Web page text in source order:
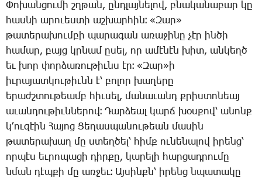
­Փո­խան­ցու­մի շղթան, ընդ­լայ­նե­լով, բնա­կա­նա­բար կը
հաս­նի ա­րո­ւես­տի աշ­խար­հին։ «­Զար»
թա­տե­րա­խում­բի պա­րա­գան ա­ռա­ջի­նը չէր ին­ծի
հա­մար, բայց կրնամ ը­սել, որ ա­մէ­նէն խիտ, ան­կեղծ
եւ խոր փոր­ձա­ռու­թիւնս էր։ «­Զար»ի
իւ­րա­յատ­կու­թիւնն է՝ բո­լոր խա­ղե­րը
ե­րաժշ­տու­թեամբ հիւ­սել, մա­նա­ւանդ քրիս­տո­նեայ
ա­ւան­դու­թիւն­նե­րով։ ­Դար­ձեալ կարճ խօս­քով՝ ա­նոնք
կ­՚ու­զէին ­Հա­յոց ­Ցե­ղաս­պա­նու­թեան մա­սին
թա­տե­րա­խաղ մը ստեղ­ծել՝ հիմք ու­նե­նա­լով ի­րենց՝
որ­պէս եւ­րո­պա­ցի դիր­քը, կա­րե­լի հար­ցադ­րու­մը
նման դէպ­քի մը առ­ջեւ։ Այ­սինքն՝ ի­րենց նպա­տա­կը